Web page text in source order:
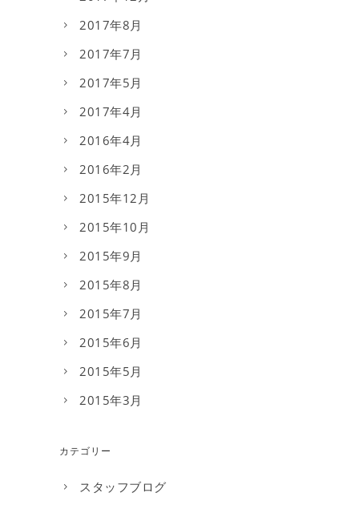
2017年8月
2017年7月
2017年5月
2017年4月
2016年4月
2016年2月
2015年12月
2015年10月
2015年9月
2015年8月
2015年7月
2015年6月
2015年5月
2015年3月
カテゴリー
スタッフブログ